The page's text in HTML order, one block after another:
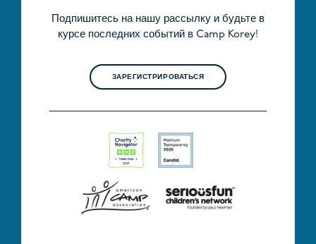
Подпишитесь на нашу рассылку и будьте в
курсе последних событий в Camp Korey!
ЗАРЕГИСТРИРОВАТЬСЯ